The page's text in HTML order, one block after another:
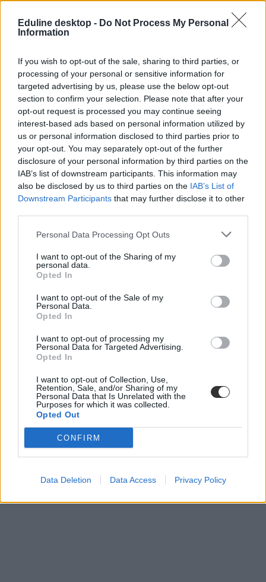
Eduline desktop - Do Not Process My Personal
Information
If you wish to opt-out of the sale, sharing to third parties, or
processing of your personal or sensitive information for
targeted advertising by us, please use the below opt-out
section to confirm your selection. Please note that after your
opt-out request is processed you may continue seeing
interest-based ads based on personal information utilized by
us or personal information disclosed to third parties prior to
your opt-out. You may separately opt-out of the further
disclosure of your personal information by third parties on the
IAB’s list of downstream participants. This information may
also be disclosed by us to third parties on the IAB’s List of
Downstream Participants that may further disclose it to other
Personal Data Processing Opt Outs
I want to opt-out of the Sharing of my
personal data.
Opted In
I want to opt-out of the Sale of my
Personal Data.
Opted In
I want to opt-out of processing my
Personal Data for Targeted Advertising.
Opted In
I want to opt-out of Collection, Use,
Retention, Sale, and/or Sharing of my
Personal Data that Is Unrelated with the
Purposes for which it was collected.
Opted Out
CONFIRM
Data Deletion Data Access Privacy Policy
Tetszett a cikk? Kövess minket a Facebookon is, és nem fogsz
lemaradni a fontos hírekről!
iskolakezdés
koronavírus
tanévkezdés
világjárvány
maszkviselés
távolságtartás
őszi félév